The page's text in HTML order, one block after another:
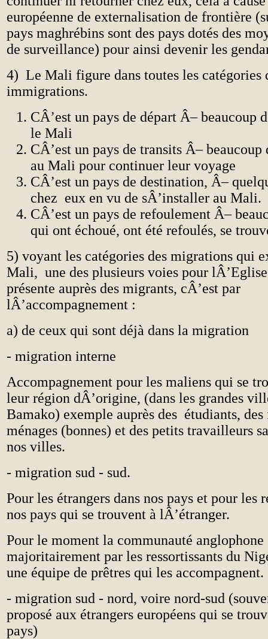
européenne de externalisation de frontière
pays maghrébins sont des pays dotés des
de surveillance) pour ainsi devenir les
4) Le Mali figure dans toutes les catégories
immigrations.
CÂ’est un pays de départ Â– beaucoup
le Mali
CÂ’est un pays de transits Â– beaucoup
au Mali pour continuer leur voyage
CÂ’est un pays de destination, Â–
chez eux en vu de sÂ’installer au Mali.
CÂ’est un pays de refoulement Â–
qui ont échoué, ont été refoulés, se
5) voyant les catégories des migrations qui
Mali, une des plusieurs voies pour
présente auprès des migrants, cÂ’est par
lÂ’accompagnement :
a) de ceux qui sont déjà dans la migration
- migration interne
Accompagnement pour les maliens qui se
leur région dÂ’origine, (dans les grandes
Bamako) exemple auprès des étudiants,
ménages (bonnes) et des petits travailleurs
nos villes.
- migration sud - sud.
Pour les étrangers dans nos pays et pour les
nos pays qui se trouvent à lÂ’étranger.
Pour le moment la communauté anglophone
majoritairement par les ressortissants du
une équipe de prêtres qui les accompagnent.
- migration sud - nord, voire nord-sud
proposé aux étrangers européens qui se
pays)